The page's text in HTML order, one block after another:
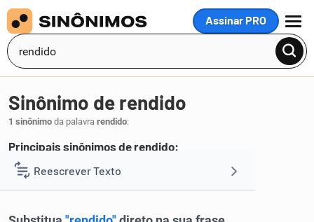
Assinar PRO
MENU
Reescrever Texto
Sinônimo de rendido
1 sinônimo da palavra rendido:
Principais sinônimos de rendido:
1 embeiçado.